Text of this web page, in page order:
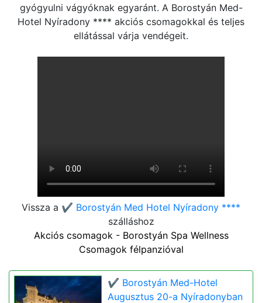
gyógyulni vágyóknak egyaránt. A Borostyán Med-
Hotel Nyíradony **** akciós csomagokkal és teljes
ellátással várja vendégeit.
Vissza a ✔️ Borostyán Med Hotel Nyíradony ****
szálláshoz
Akciós csomagok - Borostyán Spa Wellness
Csomagok félpanzióval
✔️ Borostyán Med-Hotel
Augusztus 20-a Nyíradonyban